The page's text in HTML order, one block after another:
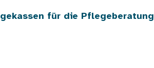
für die Pflegeberatung